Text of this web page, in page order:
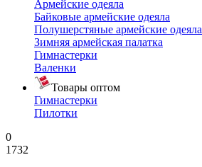
Армейские одеяла
Байковые армейские одеяла
Полушерстяные армейские одеяла
Зимняя армейская палатка
Гимнастерки
Валенки
Товары оптом
Гимнастерки
Пилотки
0
1732